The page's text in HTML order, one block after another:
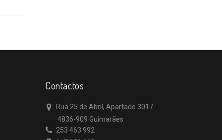
Contactos
Rua 25 de Abril, Apartado 3017
4836-909 Guimarães
253 463 992